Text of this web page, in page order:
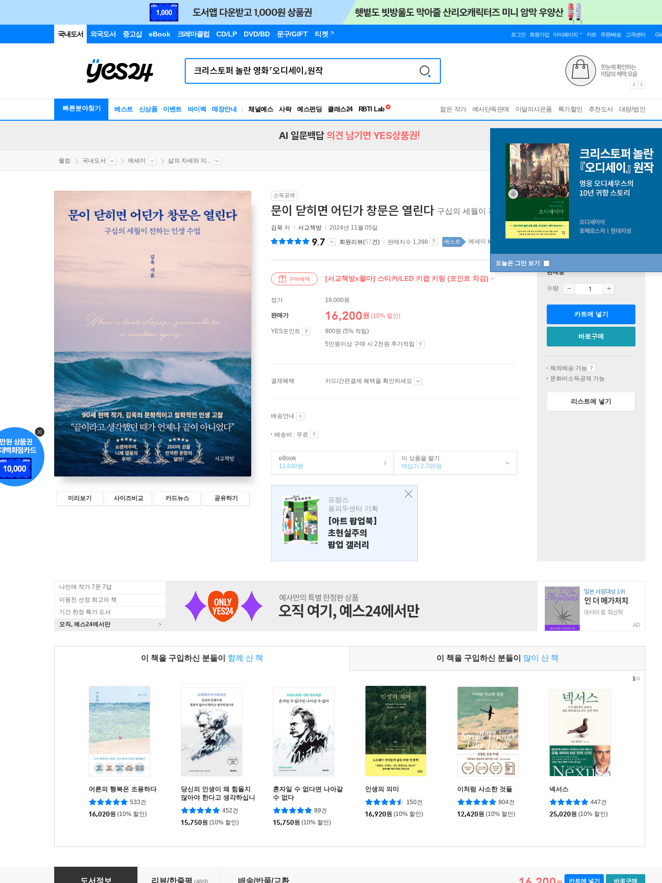
국내도서 외국도서 중고샵 eBook 크레마클럽 CD/LP DVD/BD 문구/GIFT 티켓 로그인 회원가입 마이페이지 카트 주문/배송 고객센터
빠른분야찾기 베스트 신상품 이벤트 바이백 매장안내 채널예스 사락 예스펀딩 클래스24
독서유형검사
젊은 작가 예사단독판매 이달의사은품 특가할인 추천도서 대량/법인
오늘은 그만 보기
AI 일문백답 의견 남기면 YES상품권!
웰컴 국내도서 에세이 삶의 자세와 지...
미리보기 사이즈비교 카드뉴스 공유하기
소득공제
문이 닫히면 어딘가 창문은 열린다 구십의 세월이 전하는 인생 수업
김욱 저 서교책방 2024년 11월 05일
9.7 회원리뷰(57건) 판매지수 1,398 베스트 에세이 top100 6주
구매혜택 [서교책방x윌마] 스티커/LED 키캡 키링 (포인트 차감)
정가 18,000원
판매가 16,200원 (10% 할인)
YES포인트
900원 (5% 적립)
5만원이상 구매 시 2천원 추가적립
결제혜택 카드/간편결제 혜택을 확인하세요
배송안내
배송비 : 무료
eBook
12,600원
이 상품을 팔기
매입가 2,700원
프랑스
퐁피두센터 기획
[아트 팝업북]
초현실주의
팝업 갤러리
판매중
수량
카트에 넣기
바로구매
해외배송 가능
문화비소득공제 가능
리스트에 넣기
나민애 작가 7문 7답
이동진 선정 최고의 책
기간 한정 특가 도서
오직, 예스24에서만
AD
이 책을 구입하신 분들이 함께 산 책 이 책을 구입하신 분들이 많이 산 책
어른의 행복은 조용하다
533건
16,020원 (10% 할인)
당신의 인생이 왜 힘들지
않아야 한다고 생각하십니
까
452건
15,750원 (10% 할인)
혼자일 수 없다면 나아갈
수 없다
89건
15,750원 (10% 할인)
인생의 의미
150건
16,920원 (10% 할인)
이처럼 사소한 것들
804건
12,420원 (10% 할인)
넥서스
447건
25,020원 (10% 할인)
1/4
문이 닫히면 어딘가 창문은 열린다
도서정보 리뷰/한줄평 (48/9) 배송/반품/교환 카트에 넣기 바로구매